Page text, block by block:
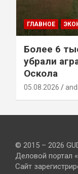
ГЛАВНОЕ
Более 6
убрали
Оскола
05.08.2026
© 2015 – 2026
Деловой портал
Сайт